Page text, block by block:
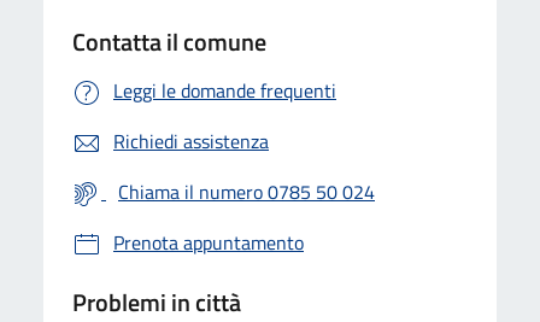
Contatta il comune
Leggi le domande frequenti
Richiedi assistenza
Chiama il numero 0785 50 024
Prenota appuntamento
Problemi in città